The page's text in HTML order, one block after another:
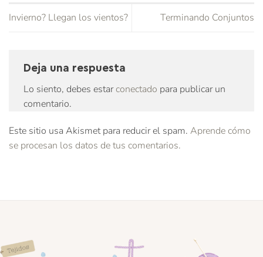
Invierno? Llegan los vientos? Terminando Conjuntos
Deja una respuesta
Lo siento, debes estarconectado para publicar un
comentario.
Este sitio usa Akismet para reducir el spam. Aprende cómo
se procesan los datos de tus comentarios.